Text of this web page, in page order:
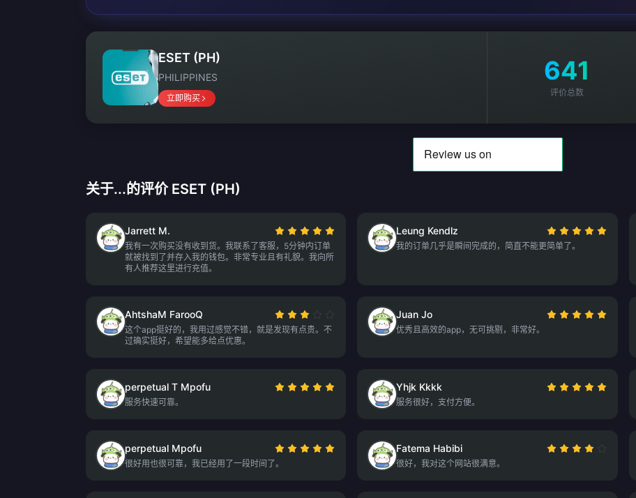
ESET (PH)
PHILIPPINES
立即购买
641
评价总数
关于...的评价 ESET (PH)
Jarrett M.
我有一次购买没有收到货。我联系了客服，5分钟内订单
就被找到了并存入我的钱包。非常专业且有礼貌。我向所
有人推荐这里进行充值。
Leung Kendlz
我的订单几乎是瞬间完成的，简直不能更简单了。
AhtshaM FarooQ
这个app挺好的，我用过感觉不错，就是发现有点贵。不
过确实挺好，希望能多给点优惠。
Juan Jo
优秀且高效的app，无可挑剔，非常好。
perpetual T Mpofu
服务快速可靠。
Yhjk Kkkk
服务很好，支付方便。
perpetual Mpofu
很好用也很可靠，我已经用了一段时间了。
Fatema Habibi
很好，我对这个网站很满意。